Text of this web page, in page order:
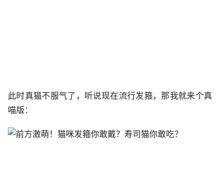
此时真猫不服气了，听说现在流行发箍，那我就来个真
喵版：